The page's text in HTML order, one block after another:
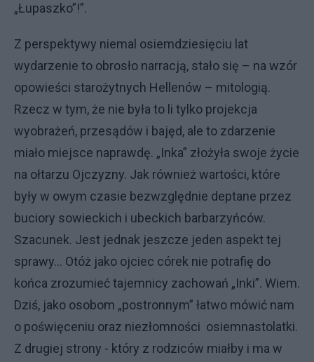
„Łupaszko”!”.
Z perspektywy niemal osiemdziesięciu lat
wydarzenie to obrosło narracją, stało się – na wzór
opowieści starożytnych Hellenów – mitologią.
Rzecz w tym, że nie była to li tylko projekcja
wyobrażeń, przesądów i bajęd, ale to zdarzenie
miało miejsce naprawdę. „Inka” złożyła swoje życie
na ołtarzu Ojczyzny. Jak również wartości, które
były w owym czasie bezwzględnie deptane przez
buciory sowieckich i ubeckich barbarzyńców.
Szacunek. Jest jednak jeszcze jeden aspekt tej
sprawy… Otóż jako ojciec córek nie potrafię do
końca zrozumieć tajemnicy zachowań „Inki”. Wiem.
Dziś, jako osobom „postronnym” łatwo mówić nam
o poświęceniu oraz niezłomności osiemnastolatki.
Z drugiej strony - który z rodziców miałby i ma w